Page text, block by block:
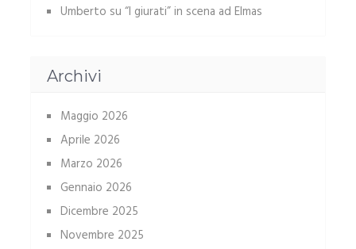
Umberto su “I giurati” in scena ad Elmas
Archivi
Maggio 2026
Aprile 2026
Marzo 2026
Gennaio 2026
Dicembre 2025
Novembre 2025